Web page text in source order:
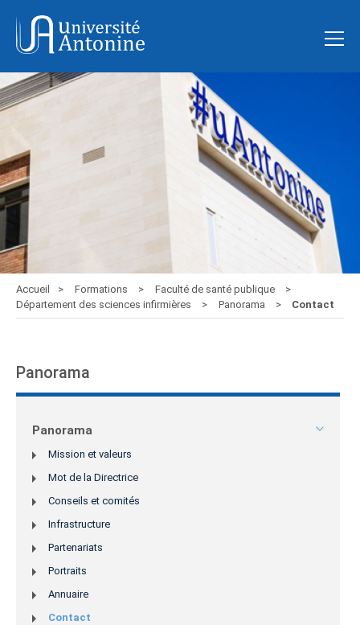
Accueil Formations
Faculté de santé publique
Département des sciences infirmières
Panorama Contact
Panorama
Panorama
Mission et valeurs
Mot de la Directrice
Conseils et comités
Infrastructure
Partenariats
Portraits
Annuaire
Contact